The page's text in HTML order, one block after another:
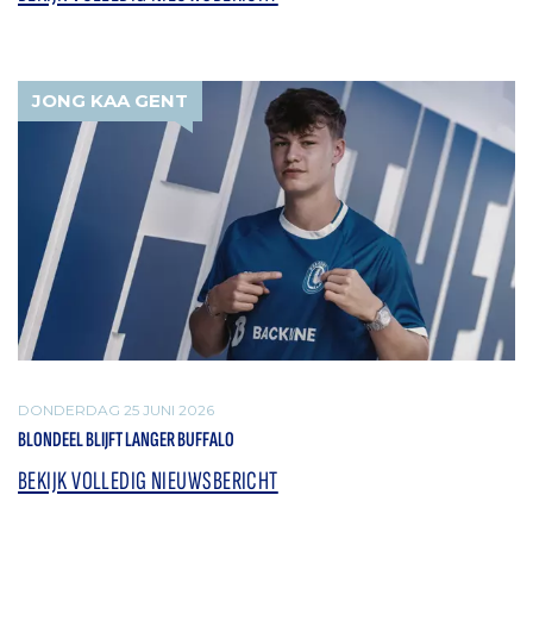
JONG KAA GENT
DONDERDAG 25 JUNI 2026
BLONDEEL BLIJFT LANGER BUFFALO
BEKIJK VOLLEDIG NIEUWSBERICHT